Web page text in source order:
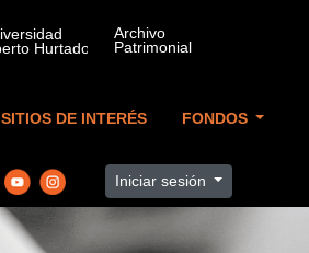
SITIOS DE INTERÉS FONDOS
Iniciar sesión